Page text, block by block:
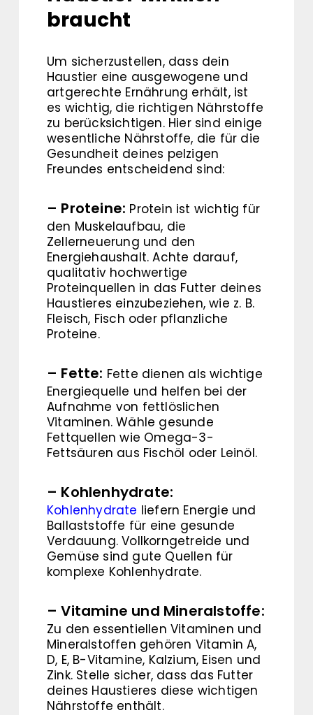
braucht
Um sicherzustellen, dass dein
Haustier eine ausgewogene und
artgerechte Ernährung erhält, ist
es wichtig, die richtigen Nährstoffe
zu berücksichtigen. Hier sind einige
wesentliche Nährstoffe, die für die
Gesundheit deines pelzigen
Freundes entscheidend sind:
– Proteine: Protein ist wichtig für
den Muskelaufbau, die
Zellerneuerung und den
Energiehaushalt. Achte darauf,
qualitativ hochwertige
Proteinquellen in das Futter deines
Haustieres einzubeziehen, wie z. B.
Fleisch, Fisch oder pflanzliche
Proteine.
– Fette: Fette dienen als wichtige
Energiequelle und helfen bei der
Aufnahme von fettlöslichen
Vitaminen. Wähle gesunde
Fettquellen wie Omega-3-
Fettsäuren aus Fischöl oder Leinöl.
– Kohlenhydrate:
Kohlenhydrate liefern Energie und
Ballaststoffe für eine gesunde
Verdauung. Vollkorngetreide und
Gemüse sind gute Quellen für
komplexe Kohlenhydrate.
– Vitamine und Mineralstoffe:
Zu den essentiellen Vitaminen und
Mineralstoffen gehören Vitamin A,
D, E, B-Vitamine, Kalzium, Eisen und
Zink. Stelle sicher, dass das Futter
deines Haustieres diese wichtigen
Nährstoffe enthält.